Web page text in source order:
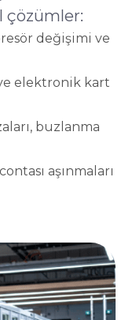
çözümler:
değişimi ve
elektronik kart
buzlanma
aşınmaları